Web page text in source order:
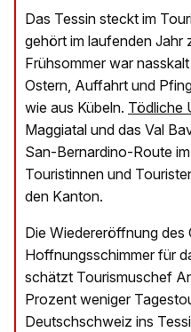
Das Tessin steckt im
gehört im laufenden Jahr
Frühsommer war
Ostern, Auffahrt und
wie aus Kübeln. Tödliche
Maggiatal und das Val
San-Bernardino-Route
Touristinnen und
den Kanton.
Die Wiedereröffnung
Hoffnungsschimmer für
schätzt Tourismuschef
Prozent weniger
Deutschschweiz ins